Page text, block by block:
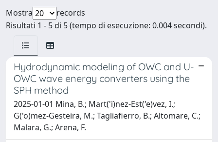
Mostra
records
Risultati 1 - 5 di 5 (tempo di esecuzione: 0.004 secondi).
Hydrodynamic modeling of OWC and U-
OWC wave energy converters using the
SPH method
2025-01-01 Mina, B.; Mart('i)nez-Est('e)vez, I.;
G('o)mez-Gesteira, M.; Tagliafierro, B.; Altomare, C.;
Malara, G.; Arena, F.